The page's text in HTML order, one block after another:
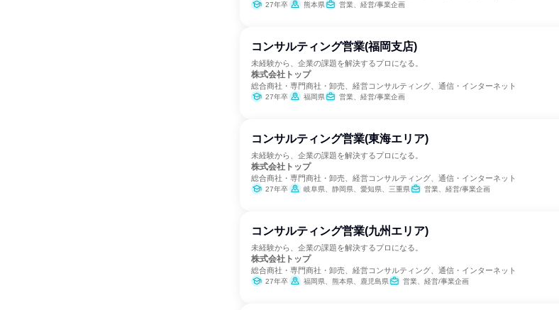
27年卒 熊本県 営業、経営/事業企画
コンサルティング営業(福岡支店)
未経験から、企業の課題を解決するプロになる。
株式会社トップ
総合商社・専門商社・卸売、経営コンサルティング、通信・インターネット
27年卒 福岡県 営業、経営/事業企画
コンサルティング営業(東海エリア)
未経験から、企業の課題を解決するプロになる。
株式会社トップ
総合商社・専門商社・卸売、経営コンサルティング、通信・インターネット
27年卒 岐阜県、静岡県、愛知県、三重県 営業、経営/事業企画
コンサルティング営業(九州エリア)
未経験から、企業の課題を解決するプロになる。
株式会社トップ
総合商社・専門商社・卸売、経営コンサルティング、通信・インターネット
27年卒 福岡県、熊本県、鹿児島県 営業、経営/事業企画